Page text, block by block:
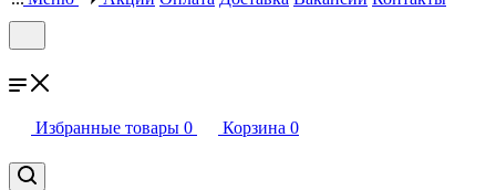
Избранные товары 0 Корзина 0